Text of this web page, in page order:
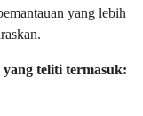
yang lebih
teliti termasuk: